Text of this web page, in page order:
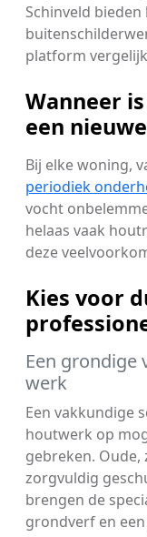
Schinveld
platform
Wanneer
een
Bij elke woning,
periodiek
vocht
helaas vaak
deze
Kies voor
Een grondige
werk
Een vakkundige
houtwerk op
gebreken.
zorgvuldig
brengen de
grondverf en